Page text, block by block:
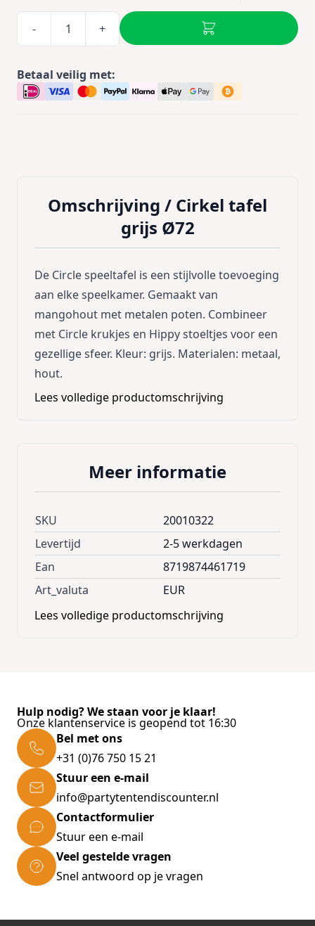
- +
Betaal veilig met:
Omschrijving / Cirkel tafel
grijs Ø72
De Circle speeltafel is een stijlvolle toevoeging
aan elke speelkamer. Gemaakt van
mangohout met metalen poten. Combineer
met Circle krukjes en Hippy stoeltjes voor een
gezellige sfeer. Kleur: grijs. Materialen: metaal,
hout.
Lees volledige productomschrijving
Meer informatie
SKU
20010322
Levertijd
2-5 werkdagen
Ean
8719874461719
Art_valuta
EUR
Lees volledige productomschrijving
Hulp nodig? We staan voor je klaar!
Onze klantenservice is geopend tot 16:30
Bel met ons
+31 (0)76 750 15 21
Stuur een e-mail
info@partytentendiscounter.nl
Contactformulier
Stuur een e-mail
Veel gestelde vragen
Snel antwoord op je vragen